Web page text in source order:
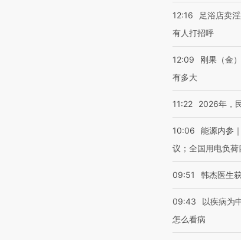
12:16
足浴店卖
有人打招呼
12:09
刚果（金
有多大
11:22 2026年，
10:06
能源内参
议；全国用电负荷
09:51 韩杰医生
09:43
以疾病为
怎么看病